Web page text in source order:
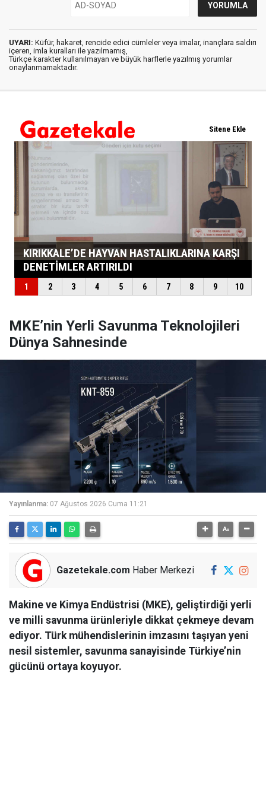
UYARI: Küfür, hakaret, rencide edici cümleler veya imalar, inançlara saldırı
içeren, imla kuralları ile yazılmamış,
Türkçe karakter kullanılmayan ve büyük harflerle yazılmış yorumlar
onaylanmamaktadır.
MKE’nin Yerli Savunma Teknolojileri
Dünya Sahnesinde
Yayınlanma: 07 Ağustos 2026 Cuma 11:21
Gazetekale.com Haber Merkezi
Makine ve Kimya Endüstrisi (MKE), geliştirdiği yerli
ve milli savunma ürünleriyle dikkat çekmeye devam
ediyor. Türk mühendislerinin imzasını taşıyan yeni
nesil sistemler, savunma sanayisinde Türkiye’nin
gücünü ortaya koyuyor.